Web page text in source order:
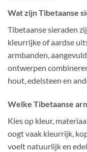
Wat zijn Tibetaanse
Tibetaanse sieraden
kleurrijke of aardse
armbanden,
ontwerpen
hout, edelsteen en
Welke Tibetaanse
Kies op kleur,
oogt vaak kleurrijk,
voelt natuurlijk en